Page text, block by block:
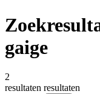
gaige
2
resultaten resultaten